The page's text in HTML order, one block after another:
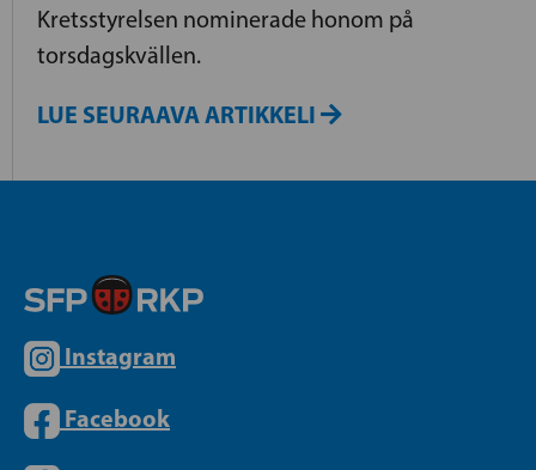
Kretsstyrelsen nominerade honom på
torsdagskvällen.
LUE SEURAAVA ARTIKKELI
Instagram
Facebook